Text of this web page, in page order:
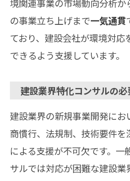
境関連事業の市場動向分析
の事業立ち上げまで一気通貫
ており、建設会社が環境対応
できるよう支援しています。
建設業界特化コンサルの必
建設業界の新規事業開発にお
商慣行、法規制、技術要件
による支援が不可欠です。一
サルでは対応が困難な建設